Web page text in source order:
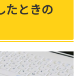
たときの